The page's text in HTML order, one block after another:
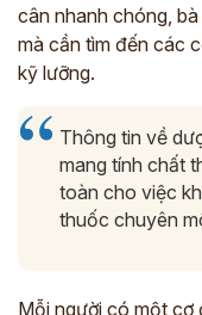
cân nhanh chóng,
mà cần tìm đến các
kỹ lưỡng.
Thông tin về
mang tính chất
toàn cho việc
thuốc chuyên
Mỗi người có một cơ